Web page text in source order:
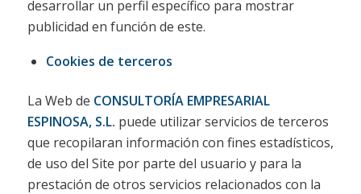
desarrollar un perfil específico para mostrar
publicidad en función de este.
Cookies de terceros
La Web de CONSULTORÍA EMPRESARIAL
ESPINOSA, S.L. puede utilizar servicios de terceros
que recopilaran información con fines estadísticos,
de uso del Site por parte del usuario y para la
prestación de otros servicios relacionados con la